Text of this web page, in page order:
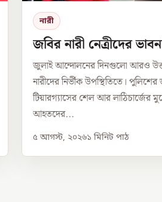
নারী
জবির নারী নেত্রীদের
জুলাই আন্দোলনের দিনগুলো আরও
নারীদের নির্ভীক উপস্থিতিতে।
টিয়ারগ্যাসের শেল আর লাঠিচার্জের
আহতদের...
৫ আগস্ট, ২০২৬১ মিনিট পাঠ